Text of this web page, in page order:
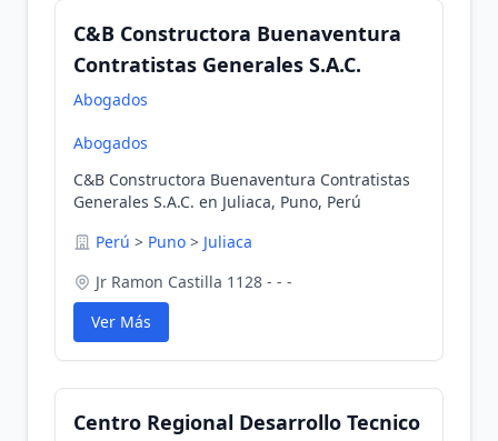
C&B Constructora Buenaventura
Contratistas Generales S.A.C.
Abogados
Abogados
C&B Constructora Buenaventura Contratistas
Generales S.A.C. en Juliaca, Puno, Perú
Perú > Puno > Juliaca
Jr Ramon Castilla 1128 - - -
Ver Más
Centro Regional Desarrollo Tecnico